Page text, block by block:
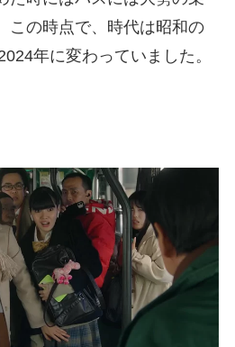
この時点で、時代は昭和の
年に変わっていました。